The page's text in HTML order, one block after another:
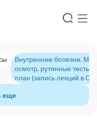
Внутренние болезни.
осмотр, рутинные тесты
план (запись лекций в
еще